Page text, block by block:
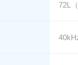
72L